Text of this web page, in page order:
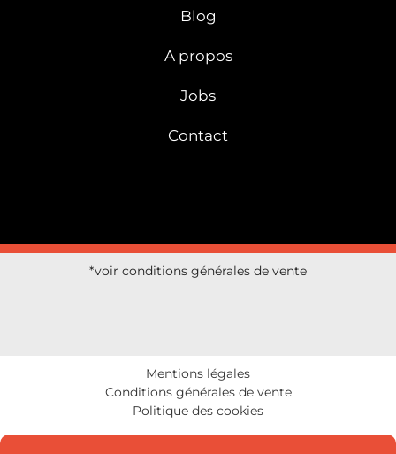
Blog
A propos
Jobs
Contact
*voir conditions générales de vente
Mentions légales
Conditions générales de vente
Politique des cookies